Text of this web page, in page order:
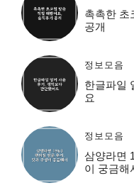
촉촉한 초
공개
정보모음
한글파일
요
정보모음
삼양라면
이 궁금해